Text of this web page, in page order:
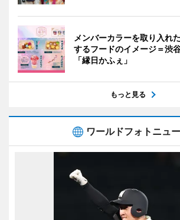
メンバーカラーを取り入れ
するフードのイメージ＝渋
「縁日かふぇ」
もっと見る
ワールドフォトニュ